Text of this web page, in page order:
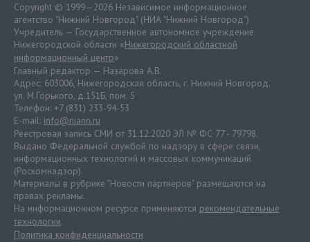
Copyright © 1999—2026 Независимое информационное
агентство "Нижний Новгород" (НИА "Нижний Новгород")
Учредитель — Государственное автономное учреждение
Нижегородской области «Нижегородский областной
информационный центр»
Главный редактор — Назарова А.В.
Адрес: 603006, Нижегородская область, г. Нижний Новгород.
ул. М.Горького, д.151Б, пом. 5
Телефон: +7 (831) 233-94-53
E-mail: info@niann.ru
Реестровая запись СМИ от 31.12.2020 ЭЛ № ФС 77 - 79798.
Выдано Федеральной службой по надзору в сфере связи,
информационных технологий и массовых коммуникаций
(Роскомнадзор).
Материалы в рубрике "Новости партнеров" размещаются на
правах рекламы.
На информационном ресурсе применяются рекомендательные
технологии.
Политика конфиденциальности